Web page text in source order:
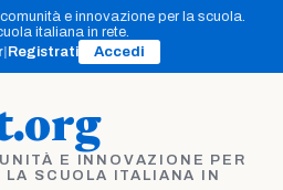
e innovazione per la scuola.
italiana in rete.
Registrati Accedi
E INNOVAZIONE PER
SCUOLA ITALIANA IN